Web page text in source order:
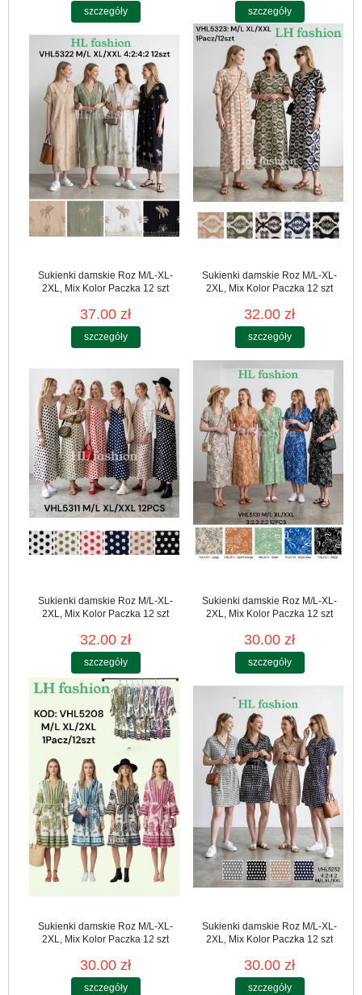
szczegóły szczegóły
Sukienki damskie Roz M/L-XL-
2XL, Mix Kolor Paczka 12 szt
37.00 zł
szczegóły
Sukienki damskie Roz M/L-XL-
2XL, Mix Kolor Paczka 12 szt
32.00 zł
szczegóły
Sukienki damskie Roz M/L-XL-
2XL, Mix Kolor Paczka 12 szt
32.00 zł
szczegóły
Sukienki damskie Roz M/L-XL-
2XL, Mix Kolor Paczka 12 szt
30.00 zł
szczegóły
Sukienki damskie Roz M/L-XL-
2XL, Mix Kolor Paczka 12 szt
30.00 zł
szczegóły
Sukienki damskie Roz M/L-XL-
2XL, Mix Kolor Paczka 12 szt
30.00 zł
szczegóły